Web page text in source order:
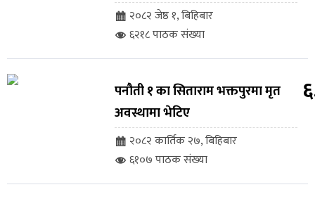
२०८२ जेष्ठ १, बिहिबार
६२१८ पाठक संख्या
पनौती १ का सिताराम भक्तपुरमा मृत
अवस्थामा भेटिए
२०८२ कार्तिक २७, बिहिबार
६१०७ पाठक संख्या